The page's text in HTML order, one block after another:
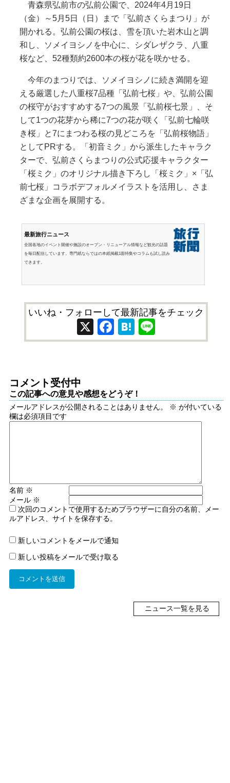
青森県弘前市の弘前公園で、2024年4月19日
（金）～5月5日（日）まで「弘前さくらまつり」が
開かれる。弘前公園の桜は、雪を頂いた岩木山と調
和し、ソメイヨシノを中心に、シダレザクラ、八重
桜など、52種類約2600本の桜が花を咲かせる。
今年のまつりでは、ソメイヨシノに続き満開を迎
える厳選した八重桜7品種「弘前七桜」や、弘前公園
の桜守がおすすめする7つの風景「弘前桜七景」、そ
して1つの花芽から稀に7つの花が咲く「弘前七輪咲
き桜」と7にまつわる桜の見どころを「弘前桜物語」
としてPRする。「初音ミク」から派生したキャラク
ターで、弘前さくらまつりの公式応援キャラクター
「桜ミク」のオリジナル描き下ろし「桜ミク」×「弘
前七桜」コラボデフォルメイラストを活用し、さま
ざまな企画を展開する。
最新旅行ニュース
全国各地のイベント開催や施設のオープン・リニューアル情報など観光の話題
を毎日配信しています。専門紙ならではの本紙掲載1面特集やコラムも試し読み
できます。
いいね・フォローして最新記事をチェック
X Facebook
Hatena
コメント受付中
この記事への意見や感想をどうぞ！
メールアドレスが公開されることはありません。 ※ が付いている
欄は必須項目です
名前 ※
メール ※
次回のコメントで使用するためブラウザーに自分の名前、メー
ルアドレス、サイトを保存する。
新しいコメントをメールで通知
新しい投稿をメールで受け取る
ニュース一覧を見る